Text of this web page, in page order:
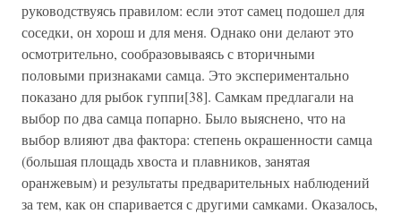
руководствуясь правилом: если этот самец подошел для
соседки, он хорош и для меня. Однако они делают это
осмотрительно, сообразовываясь с вторичными
половыми признаками самца. Это экспериментально
показано для рыбок гуппи[38]. Самкам предлагали на
выбор по два самца попарно. Было выяснено, что на
выбор влияют два фактора: степень окрашенности самца
(большая площадь хвоста и плавников, занятая
оранжевым) и результаты предварительных наблюдений
за тем, как он спаривается с другими самками. Оказалось,